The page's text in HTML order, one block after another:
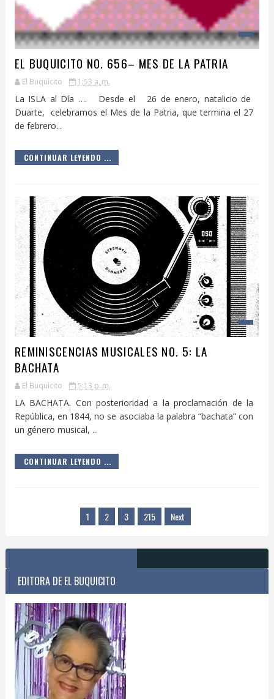
EL BUQUICITO NO. 656– MES DE LA PATRIA
El Buquìcito 1:53 a. m.
La ISLA al Día …. Desde el 26 de enero, natalicio de
Duarte, celebramos el Mes de la Patria, que termina el 27
de febrero...
CONTINUAR LEYENDO ...
REMINISCENCIAS MUSICALES NO. 5: LA
BACHATA
El Buquìcito 5:13 p. m.
LA BACHATA. Con posterioridad a la proclamación de la
República, en 1844, no se asociaba la palabra “bachata” con
un género musical, ...
CONTINUAR LEYENDO ...
1 2 3 215 Next
EDITORA DE EL BUQUICITO